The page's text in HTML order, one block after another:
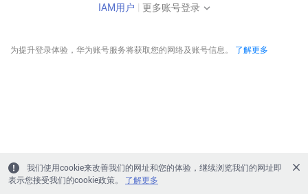
IAM用户 | 更多账号登录
为提升登录体验，华为账号服务将获取您的网络及账号信息。 了解更多
我们使用cookie来改善我们的网址和您的体验，继续浏览我们的网址即
表示您接受我们的cookie政策。
了解更多